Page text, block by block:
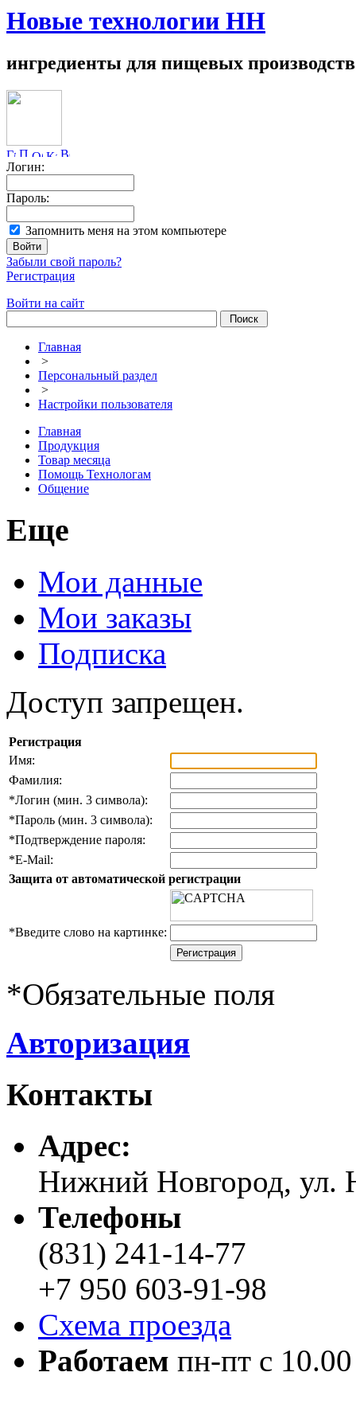
Новые технологии НН
ингредиенты для пищевых производств
Логин:
Пароль:
Запомнить меня на этом компьютере
Забыли свой пароль?
Регистрация
Войти на сайт
Главная
>
Персональный раздел
>
Настройки пользователя
Главная
Продукция
Товар месяца
Помощь Технологам
Общение
Еще
Мои данные
Мои заказы
Подписка
Доступ запрещен.
Регистрация
Имя:
Фамилия:
*Логин (мин. 3 символа):
*Пароль (мин. 3 символа):
*Подтверждение пароля:
*E-Mail:
Защита от автоматической регистрации
*Введите слово на картинке:
*Обязательные поля
Авторизация
Контакты
Адреc:
Нижний Новгород, ул.
Телефоны
(831) 241-14-77
+7 950 603-91-98
Схема проезда
Работаем пн-пт с